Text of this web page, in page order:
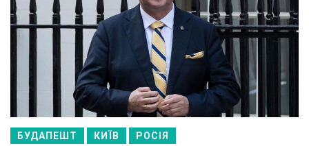
БУДАПЕШТ КИЇВ РОСІЯ